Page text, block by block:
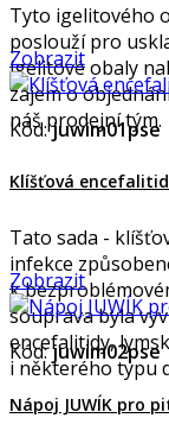
Tyto igelitového
poslouží pro
igelitové obaly
zájem o
náš prodejní tým.
Zobrazit
Kód:juwim01pse
Klíšťová
Tato sada -
infekce
k
souprava byla
encefalitidy,
i některého typu
Zobrazit
Kód:juwim02pse
Nápoj JUWÍK pro